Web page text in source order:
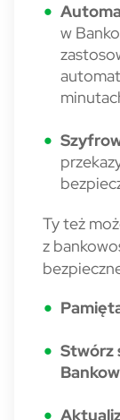
w
Ty też
z
Stwórz